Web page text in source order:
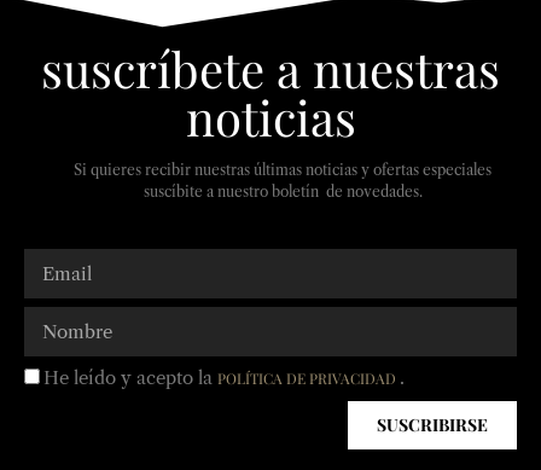
suscríbete a nuestras
noticias
Si quieres recibir nuestras últimas noticias y ofertas especiales
suscíbite a nuestro boletín de novedades.
He leído y acepto la POLÍTICA DE PRIVACIDAD .
SUSCRIBIRSE